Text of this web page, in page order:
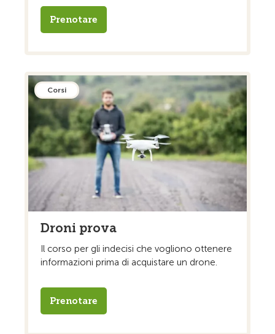
Prenotare
Corsi
Droni prova
Il corso per gli indecisi che vogliono ottenere
informazioni prima di acquistare un drone.
Prenotare